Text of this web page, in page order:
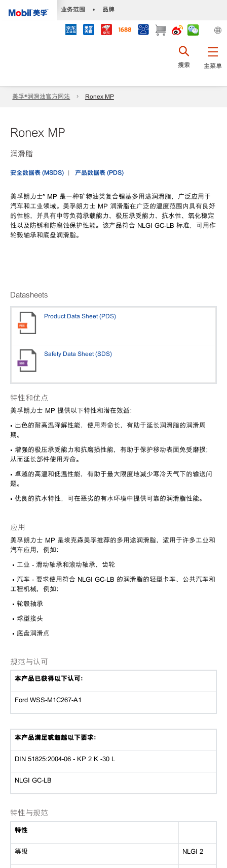
业务范围 • 品牌
主菜单
搜索
美孚®润滑油官方网站 Ronex MP
Ronex MP
润滑脂
安全数据表 (MSDS) 产品数据表 (PDS)
美孚朗力士™ MP 是一种矿物油类复合锂基多用途润滑脂，广泛应用于
汽车和工业领域。美孚朗力士 MP 润滑脂在广泛的温度范围内具有良好
的性能，并具有中等负荷承载能力、极压承受能力、抗水性、氧化稳定
性以及防锈和防腐蚀保护性能。该产品符合 NLGI GC-LB 标准，可用作
轮毂轴承和底盘润滑脂。
Datasheets
Product Data Sheet (PDS)
Safety Data Sheet (SDS)
特性和优点
美孚朗力士 MP 提供以下特性和潜在效益：
• 出色的耐高温降解性能，使用寿命长，有助于延长润滑脂的润滑周
期。
• 增强的极压承受能力和抗磨损性能，有助于保护移动表面免受磨损；
从而延长部件使用寿命。
• 卓越的高温和低温性能，有助于最大限度地减少寒冷天气下的输送问
题。
• 优良的抗水特性，可在恶劣的有水环境中提供可靠的润滑脂性能。
应用
美孚朗力士 MP 是埃克森美孚推荐的多用途润滑脂，适用于许多工业和
汽车应用，例如：
• 工业 - 滑动轴承和滚动轴承、齿轮
• 汽车 - 要求使用符合 NLGI GC-LB 的润滑脂的轻型卡车、公共汽车和
工程机械，例如：
• 轮毂轴承
• 球型接头
• 底盘润滑点
规范与认可
本产品已获得以下认可：
Ford WSS-M1C267-A1
本产品满足或超越以下要求：
DIN 51825:2004-06 - KP 2 K -30 L
NLGI GC-LB
特性与规范
特性
等级 NLGI 2